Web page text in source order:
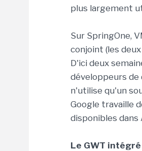
plus largement
Sur SpringOne,
conjoint (les
D'ici deux
développeurs de
n'utilise qu'un
Google travaille
disponibles dans
Le GWT